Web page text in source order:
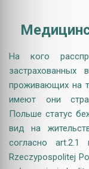
На кого
проживающих на
имеют они
Польше статус
вид на
согласно art.2.1
Rzeczypospolitej